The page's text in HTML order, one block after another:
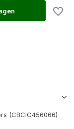
(CBCIC456066)